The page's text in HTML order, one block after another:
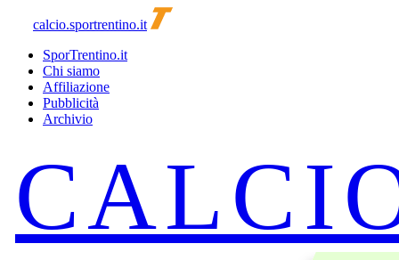
calcio.sportrentino.it
SporTrentino.it
Chi siamo
Affiliazione
Pubblicità
Archivio